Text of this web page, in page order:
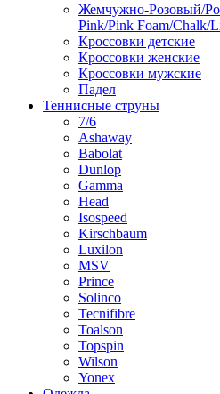
Жемчужно-Розовый/
Pink/Pink Foam/Chalk/
Кроссовки детские
Кроссовки женские
Кроссовки мужские
Падел
Теннисные струны
7/6
Ashaway
Babolat
Dunlop
Gamma
Head
Isospeed
Kirschbaum
Luxilon
MSV
Prince
Solinco
Tecnifibre
Toalson
Topspin
Wilson
Yonex